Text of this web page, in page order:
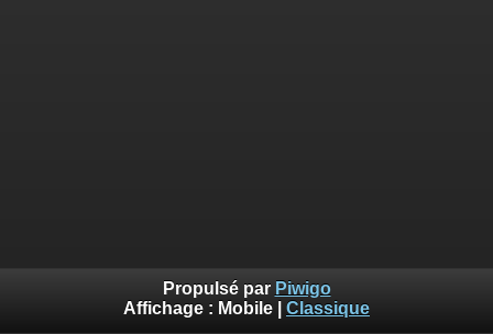
Propulsé par Piwigo
Affichage : Mobile Classique